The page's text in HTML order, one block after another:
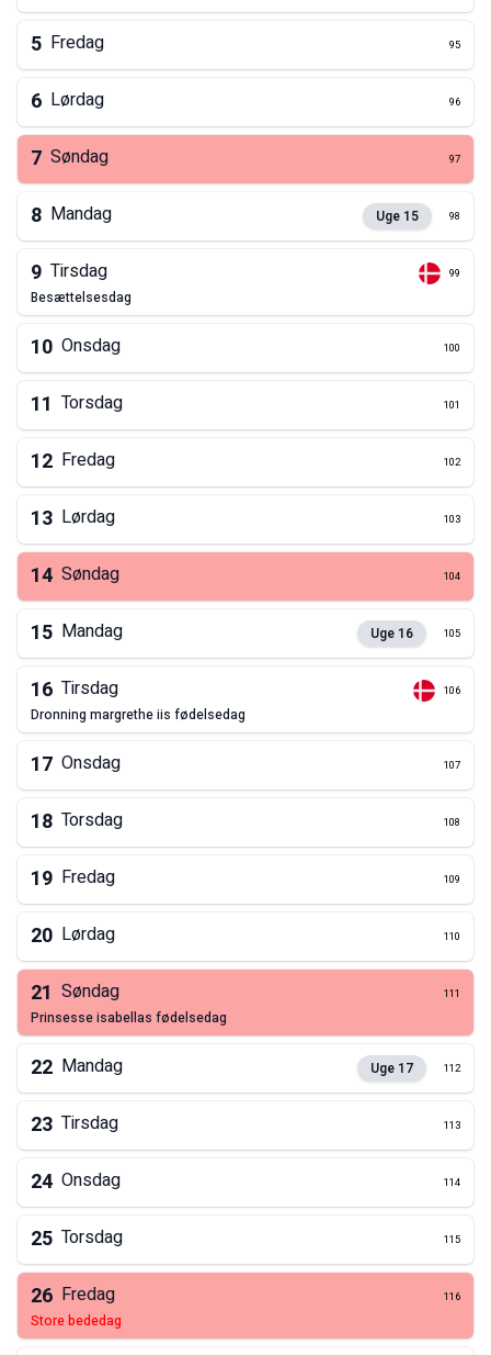
5 Fredag 95
6 Lørdag 96
7 Søndag 97
8 Mandag Uge 15 98
9 Tirsdag 99
besættelsesdag
10 Onsdag 100
11 Torsdag 101
12 Fredag 102
13 Lørdag 103
14 Søndag 104
15 Mandag Uge 16 105
16 Tirsdag 106
dronning margrethe iis fødelsedag
17 Onsdag 107
18 Torsdag 108
19 Fredag 109
20 Lørdag 110
21 Søndag 111
prinsesse isabellas fødelsedag
22 Mandag Uge 17 112
23 Tirsdag 113
24 Onsdag 114
25 Torsdag 115
26 Fredag 116
store bededag